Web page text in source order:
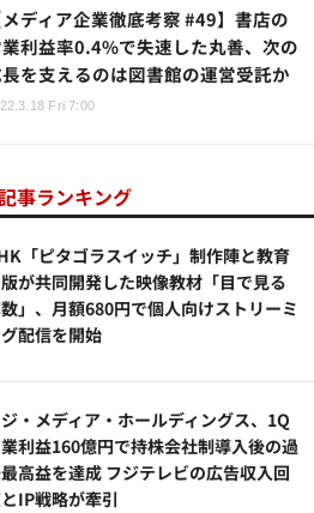
メディア企業徹底考察 #49】書店の
利益率0.4%で失速した丸善、次の
を支えるのは図書館の運営受託か
Fri 7:00
事ランキング
「ピタゴラスイッチ」制作陣と教育
が共同開発した映像教材「目で見る
」、月額680円で個人向けストリーミ
配信を開始
・メディア・ホールディングス、1Q
利益160億円で持株会社制導入後の過
高益を達成 フジテレビの広告収入回
IP戦略が牽引